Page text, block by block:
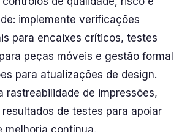
implemente verificações
para encaixes críticos, testes
peças móveis e gestão formal
para atualizações de design.
rastreabilidade de impressões,
de testes para apoiar
melhoria contínua.